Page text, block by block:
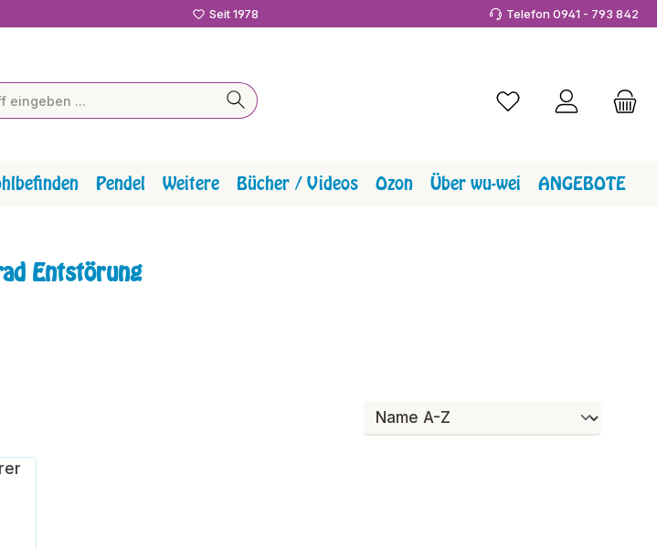
Seit 1978 Telefon 0941 - 793 842
Du hast 0 Produkte
Pendel Weitere Bücher / Videos Ozon Über wu-wei ANGEBOTE
Entstörung